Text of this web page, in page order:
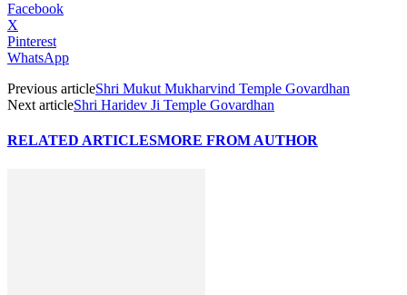
Facebook
X
Pinterest
WhatsApp
Previous articleShri Mukut Mukharvind Temple Govardhan
Next articleShri Haridev Ji Temple Govardhan
RELATED ARTICLESMORE FROM AUTHOR